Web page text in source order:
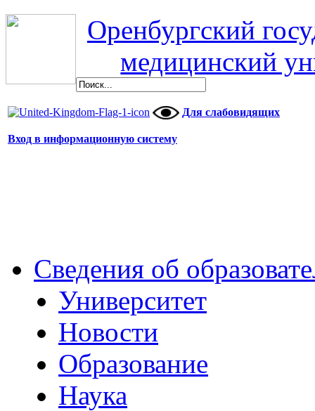
Оренбургский
медицинский
Для слабовидящих
Вход в информационную систему
Сведения об
Университет
Новости
Образование
Наука